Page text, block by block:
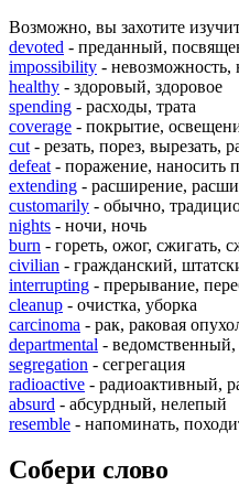
Возможно, вы захотите
devoted - преданный,
impossibility - невозможность,
healthy - здоровый, здоровое
spending - расходы, трата
coverage - покрытие,
cut - резать, порез, вырезать,
defeat - поражение, наносить
extending - расширение,
customarily - обычно,
nights - ночи, ночь
burn - гореть, ожог, сжигать,
civilian - гражданский,
interrupting - прерывание,
cleanup - очистка, уборка
carcinoma - рак, раковая
departmental - ведомственный,
segregation - сегрегация
radioactive - радиоактивный,
absurd - абсурдный, нелепый
resemble - напоминать,
Собери слово